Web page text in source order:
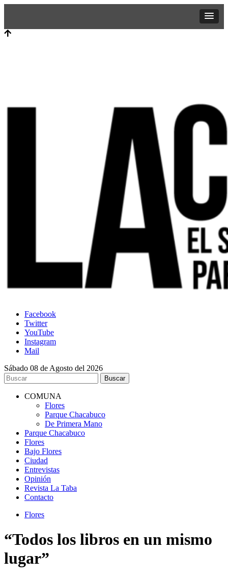
Facebook
Twitter
YouTube
Instagram
Mail
Sábado 08 de Agosto del 2026
COMUNA
Flores
Parque Chacabuco
De Primera Mano
Parque Chacabuco
Flores
Bajo Flores
Ciudad
Entrevistas
Opinión
Revista La Taba
Contacto
Flores
“Todos los libros en un mismo
lugar”